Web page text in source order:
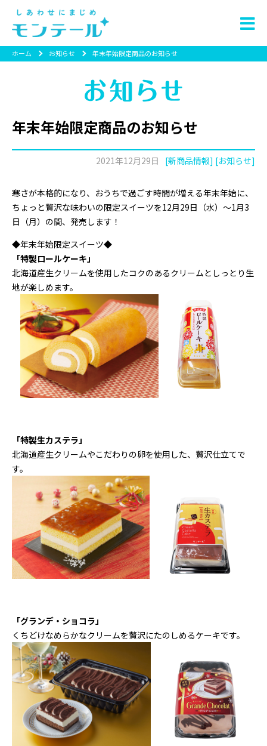
ホーム お知らせ 年末年始限定商品のお知らせ
年末年始限定商品のお知らせ
2021年12月29日 [新商品情報] [お知らせ]
寒さが本格的になり、おうちで過ごす時間が増える年末年始に、
ちょっと贅沢な味わいの限定スイーツを12月29日（水）～1月3
日（月）の間、発売します！
◆年末年始限定スイーツ◆
「特製ロールケーキ」
北海道産生クリームを使用したコクのあるクリームとしっとり生
地が楽しめます。
「特製生カステラ」
北海道産生クリームやこだわりの卵を使用した、贅沢仕立てで
す。
「グランデ・ショコラ」
くちどけなめらかなクリームを贅沢にたのしめるケーキです。